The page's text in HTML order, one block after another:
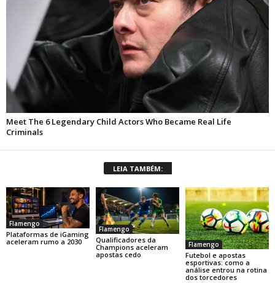
LEIA TAMBÉM:
Flamengo
Plataformas de iGaming
aceleram rumo a 2030
Flamengo
Qualificadores da
Champions aceleram
apostas cedo
Flamengo
Futebol e apostas
esportivas: como a
análise entrou na rotina
dos torcedores